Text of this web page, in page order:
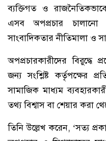
ব্যক্তিগত ও
এসব অপপ্রচার চালানো
সাংবাদিকতার নীতিমালা ও
অপপ্রচারকারীদের বিরুদ্ধে
জন্য সংশ্লিষ্ট কর্তৃপক্ষের
সামাজিক মাধ্যম
তথ্য বিশ্বাস বা শেয়ার করা
তিনি উল্লেখ করেন, ‘সত্য